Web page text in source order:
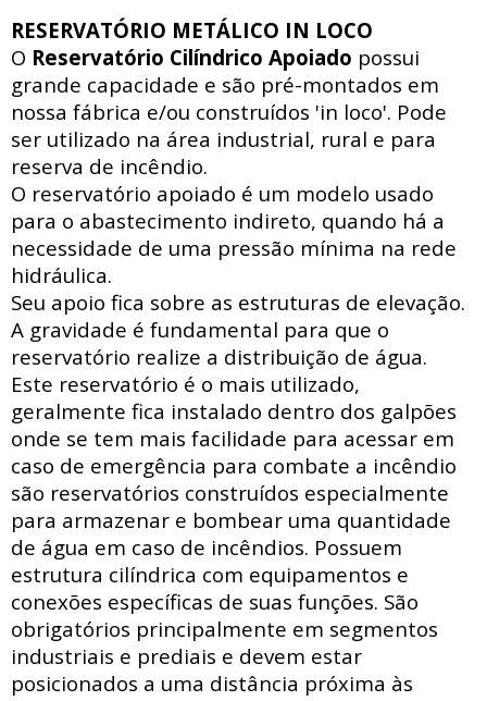
RESERVATÓRIO METÁLICO IN LOCO
O Reservatório Cilíndrico Apoiado possui
grande capacidade e são pré-montados em
nossa fábrica e/ou construídos 'in loco'. Pode
ser utilizado na área industrial, rural e para
reserva de incêndio.
O reservatório apoiado é um modelo usado
para o abastecimento indireto, quando há a
necessidade de uma pressão mínima na rede
hidráulica.
Seu apoio fica sobre as estruturas de elevação.
A gravidade é fundamental para que o
reservatório realize a distribuição de água.
Este reservatório é o mais utilizado,
geralmente fica instalado dentro dos galpões
onde se tem mais facilidade para acessar em
caso de emergência para combate a incêndio
são reservatórios construídos especialmente
para armazenar e bombear uma quantidade
de água em caso de incêndios. Possuem
estrutura cilíndrica com equipamentos e
conexões específicas de suas funções. São
obrigatórios principalmente em segmentos
industriais e prediais e devem estar
posicionados a uma distância próxima às